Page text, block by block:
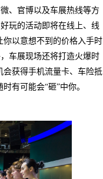
、官博以及车展热线等方
玩的活动即将在线上、线
你以意想不到的价格入手时
车展现场还将打造火爆时
会获得手机流量卡、车险抵
有可能会“砸”中你。